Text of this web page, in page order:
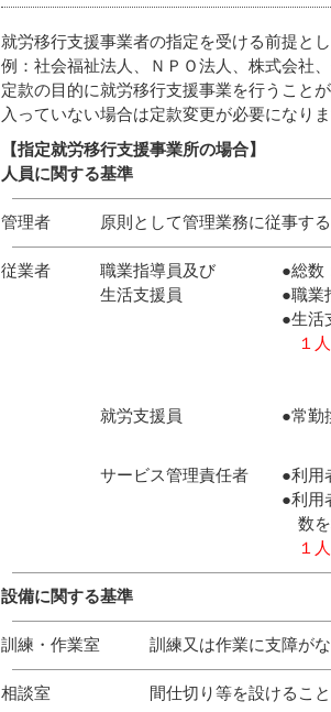
就労移行支援事業者の指定を受ける前提と
例：社会福祉法人、ＮＰＯ法人、株式会社
定款の目的に就労移行支援事業を行うこと
入っていない場合は定款変更が必要になりま
【指定就労移行支援事業所の場合】
人員に関する基準
管理者 原則として管理業務に従事するも
従業者 職業指導員及び ●総数：常勤
生活支援員 ●職業指導員
●生活支援員の数
１
就労支援員 ●常勤換算で、利用
サービス管理責任者 ●利用者数
●利用者数６１以上：１人
数を増すごとに１人
１
設備に関する基準
訓練・作業室 訓練又は作業に支障がな
相談室 間仕切り等を設けること